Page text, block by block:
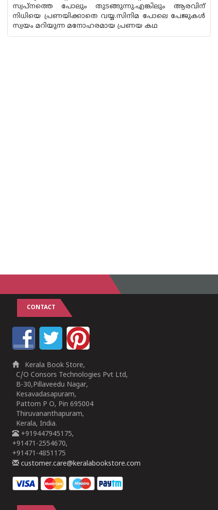
സ്വപ്നത്തെ പോലും തുടങ്ങുന്നു.എങ്കിലും ആരവിന്‌
നിധിയെ പ്രണയിക്കാതെ വയ്യ.സിനിമ പോലെ പേജുകൾ
സ്വയം മറിയുന്ന മനോഹരമായ പ്രണയ കഥ
CONTACT
Kerala Book Store,
C/O Consors Technologies Pvt Ltd,
B-30,Pillaveedu Nagar,
Kesavadasapuram,
Pattom P O, Pin 695004
Thiruvananthapuram,
Kerala, India.
+919447945175,
+91471-2554670,
+91471-4851175
customer.care@keralabookstore.com